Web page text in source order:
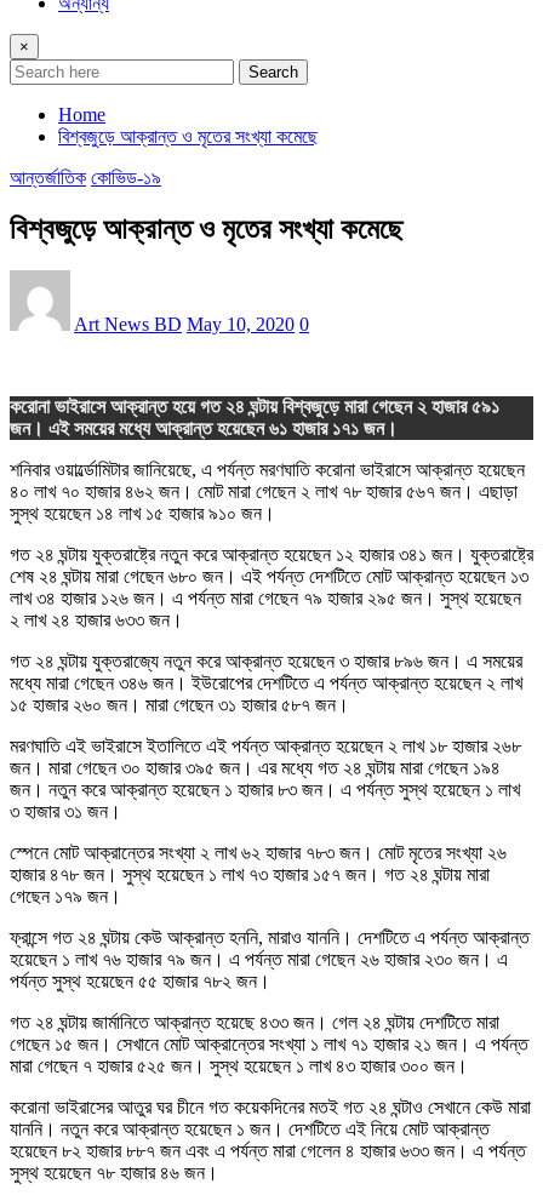
×
Search
Home
বিশ্বজুড়ে আক্রান্ত ও মৃতের সংখ্যা কমেছে
আন্তর্জাতিক কোভিড-১৯
বিশ্বজুড়ে আক্রান্ত ও মৃতের সংখ্যা কমেছে
Art News BD May 10, 2020 0
করোনা ভাইরাসে আক্রান্ত হয়ে গত ২৪ ঘন্টায় বিশ্বজুড়ে মারা গেছেন ২ হাজার ৫৯১
জন। এই সময়ের মধ্যে আক্রান্ত হয়েছেন ৬১ হাজার ১৭১ জন।
শনিবার ওয়ার্ল্ডোমিটার জানিয়েছে, এ পর্যন্ত মরণঘাতি করোনা ভাইরাসে আক্রান্ত হয়েছেন
৪০ লাখ ৭০ হাজার ৪৬২ জন। মোট মারা গেছেন ২ লাখ ৭৮ হাজার ৫৬৭ জন। এছাড়া
সুস্থ হয়েছেন ১৪ লাখ ১৫ হাজার ৯১০ জন।
গত ২৪ ঘন্টায় যুক্তরাষ্ট্রে নতুন করে আক্রান্ত হয়েছেন ১২ হাজার ৩৪১ জন। যুক্তরাষ্ট্রে
শেষ ২৪ ঘন্টায় মারা গেছেন ৬৮০ জন। এই পর্যন্ত দেশটিতে মোট আক্রান্ত হয়েছেন ১৩
লাখ ৩৪ হাজার ১২৬ জন। এ পর্যন্ত মারা গেছেন ৭৯ হাজার ২৯৫ জন। সুস্থ হয়েছেন
২ লাখ ২৪ হাজার ৬৩৩ জন।
গত ২৪ ঘন্টায় যুক্তরাজ্যে নতুন করে আক্রান্ত হয়েছেন ৩ হাজার ৮৯৬ জন। এ সময়ের
মধ্যে মারা গেছেন ৩৪৬ জন। ইউরোপের দেশটিতে এ পর্যন্ত আক্রান্ত হয়েছেন ২ লাখ
১৫ হাজার ২৬০ জন। মারা গেছেন ৩১ হাজার ৫৮৭ জন।
মরণঘাতি এই ভাইরাসে ইতালিতে এই পর্যন্ত আক্রান্ত হয়েছেন ২ লাখ ১৮ হাজার ২৬৮
জন। মারা গেছেন ৩০ হাজার ৩৯৫ জন। এর মধ্যে গত ২৪ ঘন্টায় মারা গেছেন ১৯৪
জন। নতুন করে আক্রান্ত হয়েছেন ১ হাজার ৮৩ জন। এ পর্যন্ত সুস্থ হয়েছেন ১ লাখ
৩ হাজার ৩১ জন।
স্পেনে মোট আক্রান্তের সংখ্যা ২ লাখ ৬২ হাজার ৭৮৩ জন। মোট মৃতের সংখ্যা ২৬
হাজার ৪৭৮ জন। সুস্থ হয়েছেন ১ লাখ ৭৩ হাজার ১৫৭ জন। গত ২৪ ঘন্টায় মারা
গেছেন ১৭৯ জন।
ফ্রান্সে গত ২৪ ঘন্টায় কেউ আক্রান্ত হননি, মারাও যাননি। দেশটিতে এ পর্যন্ত আক্রান্ত
হয়েছেন ১ লাখ ৭৬ হাজার ৭৯ জন। এ পর্যন্ত মারা গেছেন ২৬ হাজার ২৩০ জন। এ
পর্যন্ত সুস্থ হয়েছেন ৫৫ হাজার ৭৮২ জন।
গত ২৪ ঘন্টায় জার্মানিতে আক্রান্ত হয়েছে ৪৩৩ জন। গেল ২৪ ঘন্টায় দেশটিতে মারা
গেছেন ১৫ জন। সেখানে মোট আক্রান্তের সংখ্যা ১ লাখ ৭১ হাজার ২১ জন। এ পর্যন্ত
মারা গেছেন ৭ হাজার ৫২৫ জন। সুস্থ হয়েছেন ১ লাখ ৪৩ হাজার ৩০০ জন।
করোনা ভাইরাসের আতুর ঘর চীনে গত কয়েকদিনের মতই গত ২৪ ঘন্টাও সেখানে কেউ মারা
যাননি। নতুন করে আক্রান্ত হয়েছেন ১ জন। দেশটিতে এই নিয়ে মোট আক্রান্ত
হয়েছেন ৮২ হাজার ৮৮৭ জন এবং এ পর্যন্ত মারা গেলেন ৪ হাজার ৬৩৩ জন। এ পর্যন্ত
সুস্থ হয়েছেন ৭৮ হাজার ৪৬ জন।